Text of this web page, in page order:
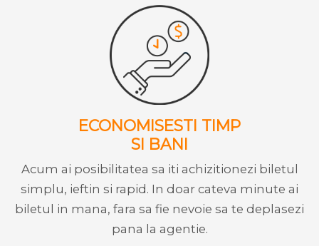
ECONOMISESTI TIMP
SI BANI
Acum ai posibilitatea sa iti achizitionezi biletul
simplu, ieftin si rapid. In doar cateva minute ai
biletul in mana, fara sa fie nevoie sa te deplasezi
pana la agentie.